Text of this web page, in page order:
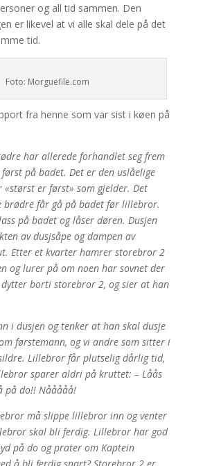
og all tid sammen. Den
er likevel at vi alle skal dele på det
tid.
Foto: Morguefile.com
fra henne som var sist i køen på
har allerede forhandlet seg frem
på badet. Det er den uslåelige
«størst er først» som gjelder. Det
brødre får gå på badet før lillebror.
på badet og låser døren. Dusjen
av dusjsåpe og dampen av
Etter et kvarter hamrer storebror 2
og lurer på om noen har sovnet der
borti storebror 2, og sier at han
i dusjen og tenker at han skal dusje
førstemann, og vi andre som sitter i
Lillebror får plutselig dårlig tid,
sparer aldri på kruttet: – Låås
på do!! Nååååå!
må slippe lillebror inn og venter
skal bli ferdig. Lillebror har god
på do og prater om Kaptein